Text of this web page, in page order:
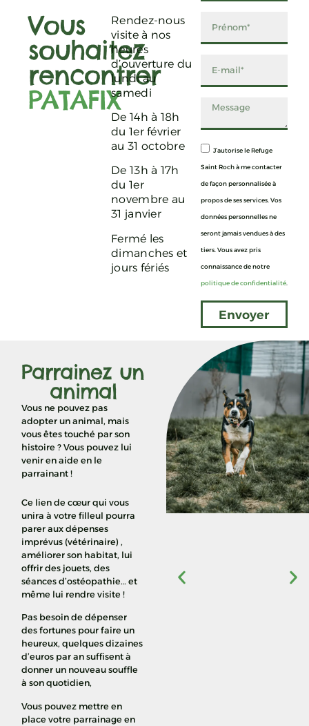
Vous
souhaitez
rencontrer
PATAFIX
Rendez-nous
visite à nos
heures
d’ouverture du
lundi au
samedi
De 14h à 18h
du 1er février
au 31 octobre
De 13h à 17h
du 1er
novembre au
31 janvier
Fermé les
dimanches et
jours fériés
J’autorise le Refuge
Saint Roch à me contacter
de façon personnalisée à
propos de ses services. Vos
données personnelles ne
seront jamais vendues à des
tiers. Vous avez pris
connaissance de notre
politique de confidentialité.
Envoyer
Parrainez un
animal
Vous ne pouvez pas
adopter un animal, mais
vous êtes touché par son
histoire ? Vous pouvez lui
venir en aide en le
parrainant !
Ce lien de cœur qui vous
unira à votre filleul pourra
parer aux dépenses
imprévus (vétérinaire) ,
améliorer son habitat, lui
offrir des jouets, des
séances d’ostéopathie… et
même lui rendre visite !
Pas besoin de dépenser
des fortunes pour faire un
heureux, quelques dizaines
d’euros par an suffisent à
donner un nouveau souffle
à son quotidien,
Vous pouvez mettre en
place votre parrainage en